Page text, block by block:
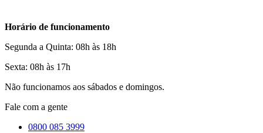
Horário de funcionamento
Segunda a Quinta: 08h às 18h
Sexta: 08h às 17h
Não funcionamos aos sábados e domingos.
Fale com a gente
0800 085 3999